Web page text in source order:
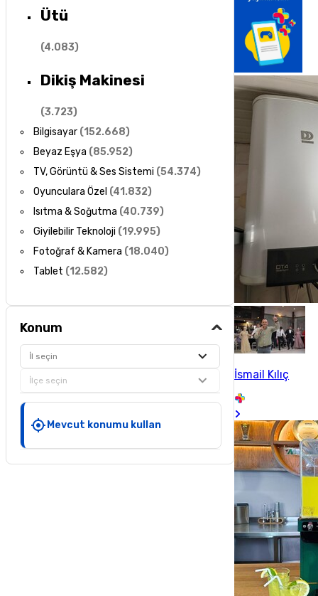
Ütü
(4.083)
Dikiş Makinesi
(3.723)
Bilgisayar (152.668)
Beyaz Eşya (85.952)
TV, Görüntü & Ses Sistemi (54.374)
Oyunculara Özel (41.832)
Isıtma & Soğutma (40.739)
Giyilebilir Teknoloji (19.995)
Fotoğraf & Kamera (18.040)
Tablet (12.582)
Konum
İl seçin
İlçe seçin
Mevcut konumu kullan
İsmail Kılıç